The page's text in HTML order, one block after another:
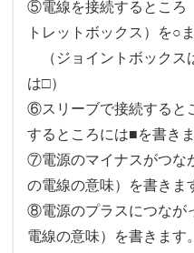
⑤電線を接続するところ
トレットボックス）を○
（ジョイントボックス
は□）
⑥スリーブで接続すると
するところには■を書きま
⑦電源のマイナスがつな
の電線の意味）を書きま
⑧電源のプラスにつなが
電線の意味）を書きます。